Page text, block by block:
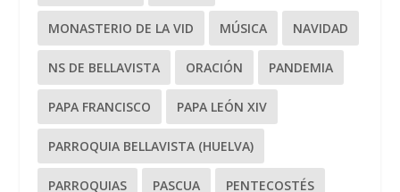
MONASTERIO DE LA VID MÚSICA NAVIDAD
NS DE BELLAVISTA ORACIÓN PANDEMIA
PAPA FRANCISCO PAPA LEÓN XIV
PARROQUIA BELLAVISTA (HUELVA)
PARROQUIAS PASCUA PENTECOSTÉS